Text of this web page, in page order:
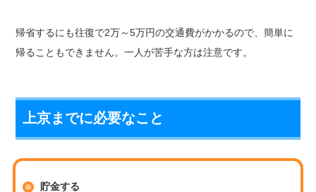
帰省するにも往復で2万～5万円の交通費がかかるので、簡単に
帰ることもできません。一人が苦手な方は注意です。
上京までに必要なこと
貯金する